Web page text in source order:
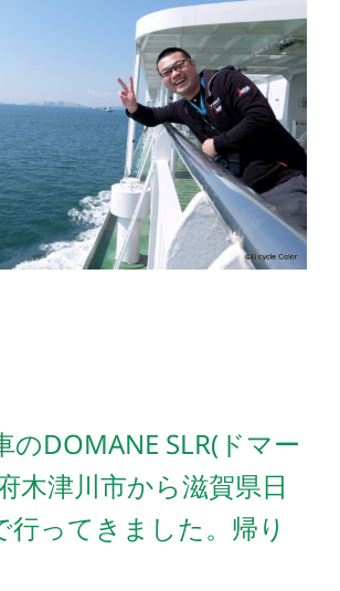
のDOMANE SLR(ドマー
木津川市から滋賀県日
行ってきました。帰り